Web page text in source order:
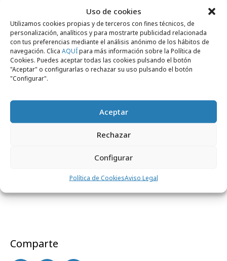
Uso de cookies
Utilizamos cookies propias y de terceros con fines técnicos, de
personalización, analíticos y para mostrarte publicidad relacionada
con tus preferencias mediante el análisis anónimo de los hábitos de
navegación. Clica AQUÍpara más información sobre la Política de
Cookies. Puedes aceptar todas las cookies pulsando el botón
"Aceptar" o configurarlas o rechazar su uso pulsando el botón
"Configurar".
Aceptar
Rechazar
Configurar
Política de CookiesAviso Legal
a la revista Ctrl ControlPublicidad aquí
Comparte